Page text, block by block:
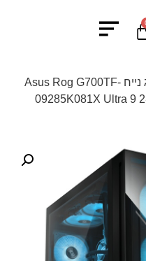
/ מחשב גיימינג נייח Asus Rog G700TF-
09285K081X Ultra 9